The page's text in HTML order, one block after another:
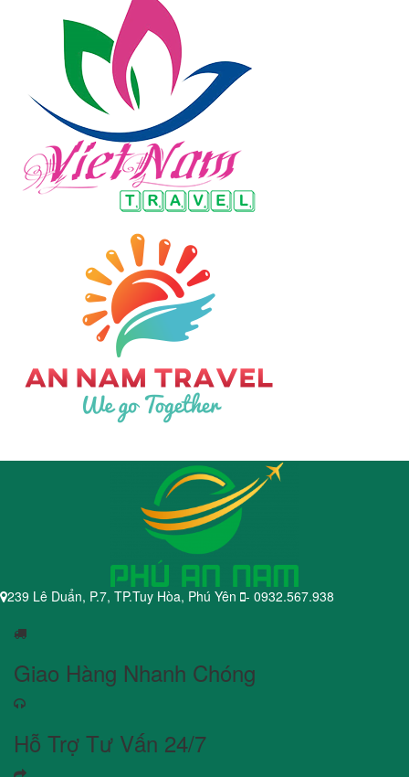
239 Lê Duẩn, P.7, TP.Tuy Hòa, Phú Yên - 0932.567.938
Giao Hàng Nhanh Chóng
Hỗ Trợ Tư Vấn 24/7